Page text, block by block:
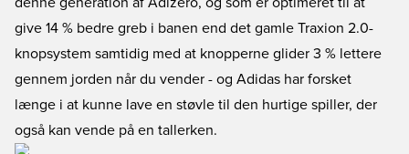
give 14 % bedre greb i banen end det gamle Traxion 2.0-
knopsystem samtidig med at knopperne glider 3 % lettere
gennem jorden når du vender - og Adidas har forsket
længe i at kunne lave en støvle til den hurtige spiller, der
også kan vende på en tallerken.